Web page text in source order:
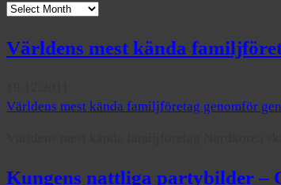
Arkivet
Världens mest kända
Världens mest kända familjföretag genomför
Kungens nattliga partybilder –